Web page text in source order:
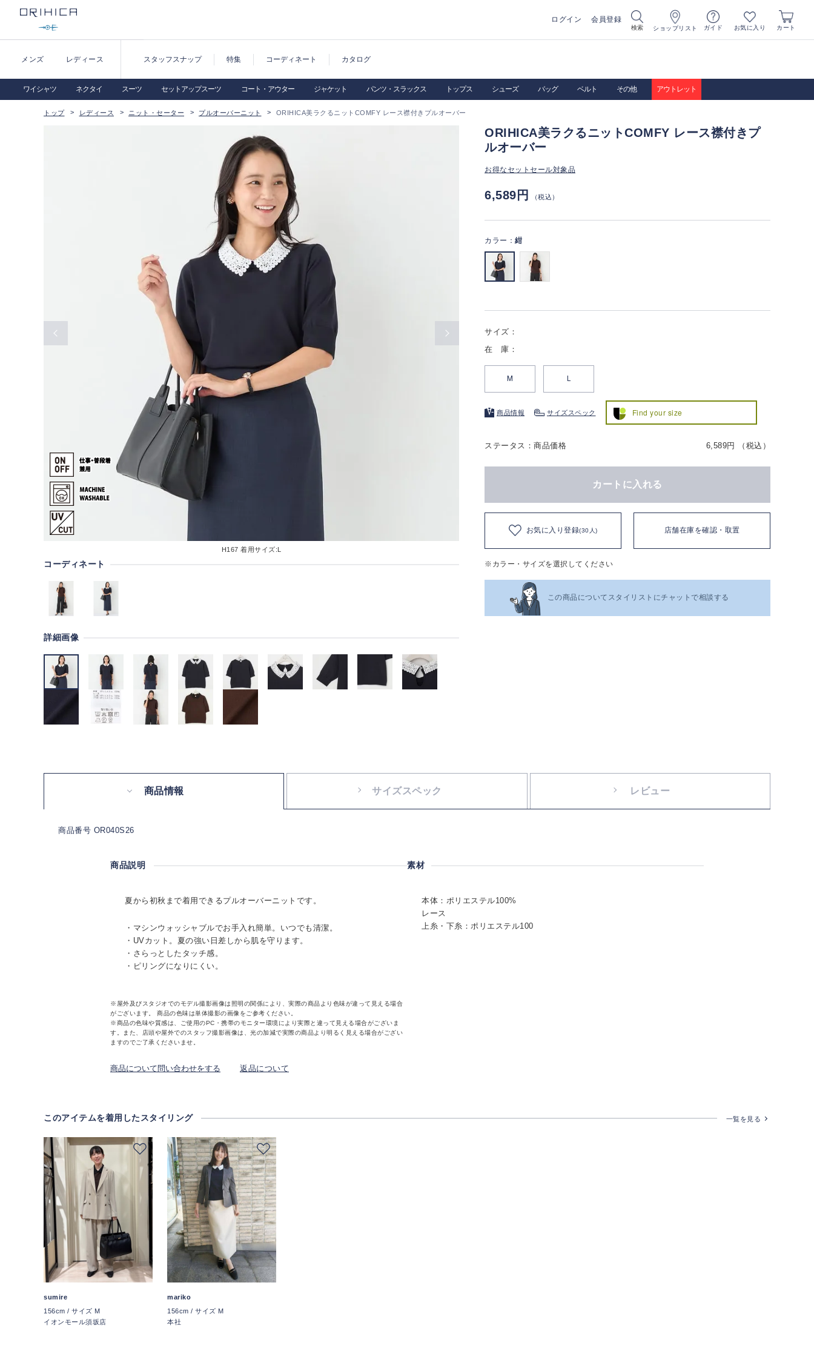
ログイン 会員登録
検索 ショップリスト ガイド お気に入り カート
メンズ レディース スタッフスナップ 特集 コーディネート カタログ
ワイシャツ ネクタイ スーツ セットアップスーツ コート・アウター ジャケット パンツ・スラックス トップス シューズ バッグ ベルト その他 アウトレット
トップ レディース ニット・セーター プルオーバーニット ORIHICA美ラクるニットCOMFY レース襟付きプルオーバー
H167 着用サイズ:L
コーディネート
詳細画像
ORIHICA美ラクるニットCOMFY レース襟付きプ
ルオーバー
お得なセットセール対象品
6,589円 （税込）
カラー： 紺
サイズ：
在 庫：
M L
商品情報 サイズスペック Find your size
ステータス：商品価格 6,589円 （税込）
カートに入れる
お気に入り登録(30人) 店舗在庫を確認・取置
※カラー・サイズを選択してください
この商品についてスタイリストにチャットで相談する
商品情報 サイズスペック レビュー
商品番号 OR040S26
商品説明
夏から初秋まで着用できるプルオーバーニットです。
・マシンウォッシャブルでお手入れ簡単。いつでも清潔。
・UVカット。夏の強い日差しから肌を守ります。
・さらっとしたタッチ感。
・ピリングになりにくい。
※屋外及びスタジオでのモデル撮影画像は照明の関係により、実際の商品より色味が違って見える場合
がございます。 商品の色味は単体撮影の画像をご参考ください。
※商品の色味や質感は、ご使用のPC・携帯のモニター環境により実際と違って見える場合がございま
す。また、店頭や屋外でのスタッフ撮影画像は、光の加減で実際の商品より明るく見える場合がござい
ますのでご了承くださいませ。
商品について問い合わせをする 返品について
素材
本体：ポリエステル100%
レース
上糸・下糸：ポリエステル100
このアイテムを着用したスタイリング 一覧を見る
sumire
156cm / サイズ M
イオンモール須坂店
mariko
156cm / サイズ M
本社